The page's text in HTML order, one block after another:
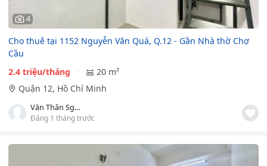
4
Cho thuê tại 1152 Nguyễn Văn Quá, Q.12 - Gần Nhà thờ Chợ
Cầu
2.4 triệu/tháng
20 m²
Quận 12, Hồ Chí Minh
Văn Thân Sghouses
Đăng 1 tháng trước